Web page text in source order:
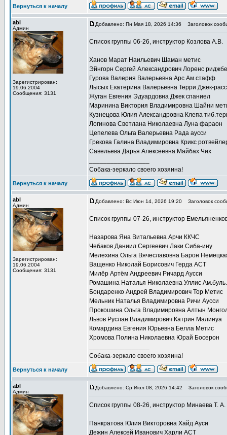
Вернуться к началу
abl
Админ
Зарегистрирован:
19.06.2004
Сообщения: 3131
Добавлено: Пн Мая 18, 2026 14:36 Заголовок
Список группы 06-26, инструктор Козлова А.В.
Ханов Марат Наильевич Шаман метис
Эйнгорн Сергей Александрович Лоренс
Гурова Валерия Валерьевна Арс Ам.стафф
Лысых Екатерина Валерьевна Терри Джек-
Жуган Евгения Эдуардовна Джек спаниел
Маринина Виктория Владимировна Шайни
Кузнецова Юлия Александровна Клепа
Логинова Светлана Николаевна Луна фараон
Цепелева Ольга Валерьевна Рада аусси
Грекова Галина Владимировна Крикс
Савельева Дарья Алексеевна Майбах Чих
Собака-зеркало своего хозяина!
Вернуться к началу
abl
Админ
Зарегистрирован:
19.06.2004
Сообщения: 3131
Добавлено: Вс Июн 14, 2026 19:20 Заголовок
Список группы 07-26, инструктор
Назарова Яна Витальевна Арчи ККЧС
Чебаков Даниил Сергеевич Лаки Сиба-ину
Мелехина Ольга Вячеславовна Барон
Ващенко Николай Борисович Герда АСТ
Милёр Артём Андреевич Ричард Аусси
Ромашина Наталья Николаевна Уллис Ам.буль.
Бондаренко Андрей Владимирович Тор Метис
Мельник Наталья Владимировна Ричи Аусси
Прокошина Ольга Владимировна Алтын
Львов Руслан Владимирович Катрин Малинуа
Комардина Евгения Юрьевна Белла Метис
Хромова Полина Николаевна Юрай Босерон
Собака-зеркало своего хозяина!
Вернуться к началу
abl
Админ
Добавлено: Ср Июл 08, 2026 14:42 Заголовок
Список группы 08-26, инструктор Минаева Т. А.
Панкратова Юлия Викторовна Хайд Ауси
Дежин Алексей Иванович Харли АСТ